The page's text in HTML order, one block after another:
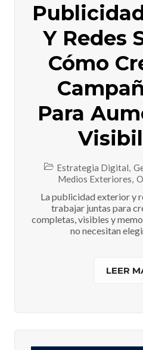
Y Redes
Cómo
Para
Estrategia Digital,
Medios Exteriores,
La publicidad exterior y
trabajar juntas para
completas, visibles y
no necesitan
LEER